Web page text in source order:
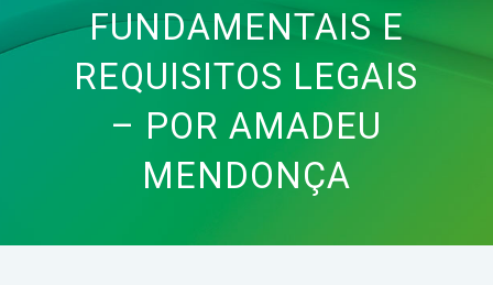
FUNDAMENTAIS E
REQUISITOS LEGAIS
– POR AMADEU
MENDONÇA